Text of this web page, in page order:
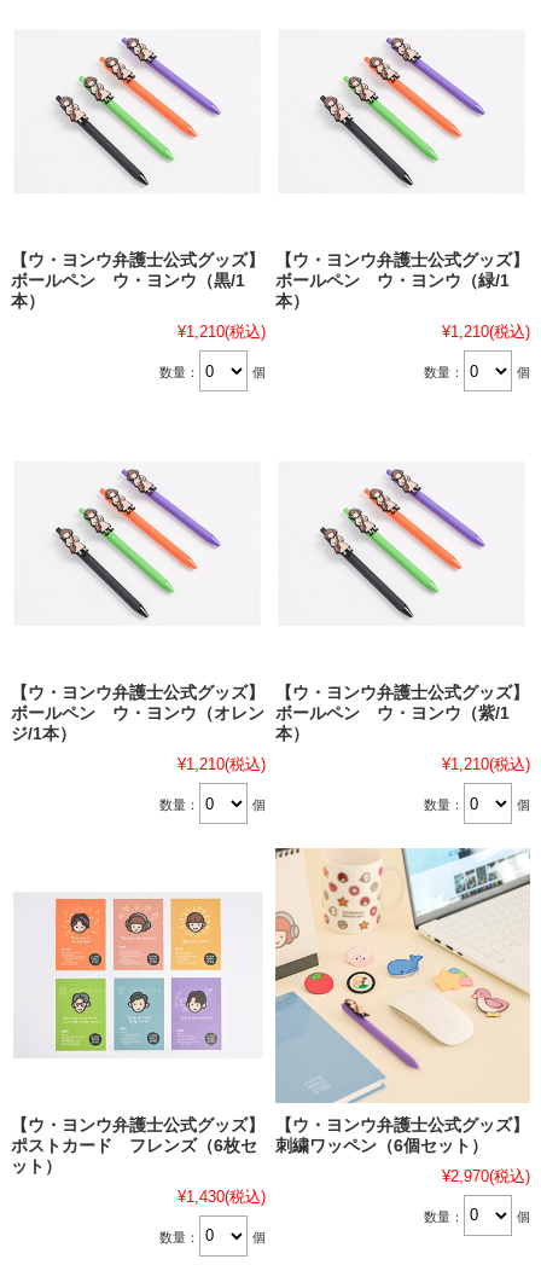
【ウ・ヨンウ弁護士公式グッズ】
ボールペン ウ・ヨンウ（黒/1
本）
¥1,210(税込)
数量： 個
【ウ・ヨンウ弁護士公式グッズ】
ボールペン ウ・ヨンウ（緑/1
本）
¥1,210(税込)
数量： 個
【ウ・ヨンウ弁護士公式グッズ】
ボールペン ウ・ヨンウ（オレン
ジ/1本）
¥1,210(税込)
数量： 個
【ウ・ヨンウ弁護士公式グッズ】
ボールペン ウ・ヨンウ（紫/1
本）
¥1,210(税込)
数量： 個
【ウ・ヨンウ弁護士公式グッズ】
ポストカード フレンズ（6枚セ
ット）
¥1,430(税込)
数量： 個
【ウ・ヨンウ弁護士公式グッズ】
刺繍ワッペン（6個セット）
¥2,970(税込)
数量： 個